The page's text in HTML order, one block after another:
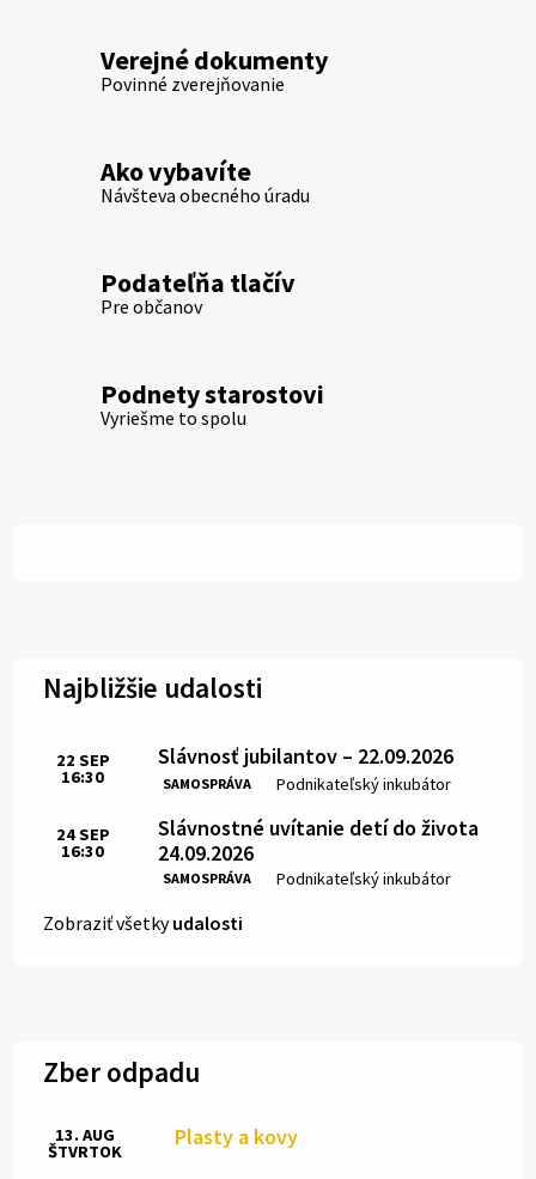
Verejné dokumenty
Povinné zverejňovanie
Ako vybavíte
Návšteva obecného úradu
Podateľňa tlačív
Pre občanov
Podnety starostovi
Vyriešme to spolu
Najbližšie udalosti
Slávnosť jubilantov – 22.09.2026
SAMOSPRÁVA Miesto:
Podnikateľský inkubátor
Čas:
22 SEP
16:30
Slávnostné uvítanie detí do života
24.09.2026
SAMOSPRÁVA Miesto:
Podnikateľský inkubátor
Čas:
24SEP
16:30
Zobraziť všetkyudalosti
Zber odpadu
Plasty a kovy
13. AUG
ŠTVRTOK